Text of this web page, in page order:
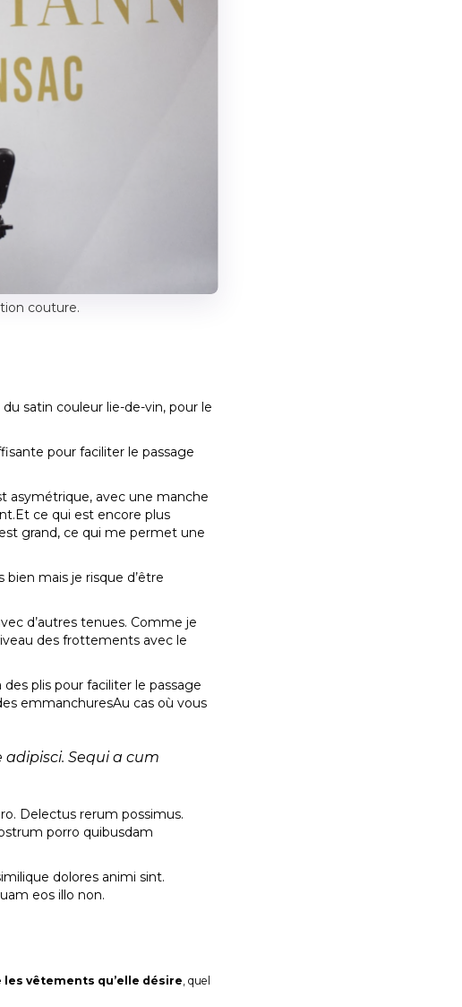
couture.
satin couleur lie-de-vin, pour le
pour faciliter le passage
asymétrique, avec une manche
ce qui est encore plus
est grand, ce qui me permet une
mais je risque d’être
d’autres tenues. Comme je
des frottements avec le
plis pour faciliter le passage
emmanchuresAu cas où vous
Sequi a cum
Delectus rerum possimus.
porro quibusdam
dolores animi sint.
eos illo non.
les vêtements qu’elle désire, quel